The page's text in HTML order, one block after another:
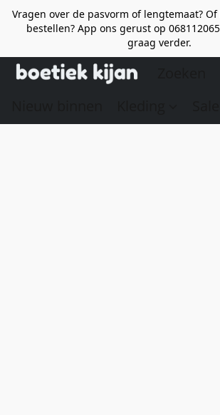
Vragen over de pasvorm of lengtemaat?
bestellen? App ons gerust op
graag verder.